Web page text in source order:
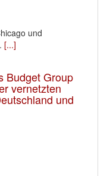
und
[...]
Budget Group
vernetzten
und